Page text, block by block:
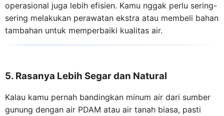
operasional juga lebih efisien. Kamu nggak perlu sering-
sering melakukan perawatan ekstra atau membeli bahan
tambahan untuk memperbaiki kualitas air.
5. Rasanya Lebih Segar dan Natural
Kalau kamu pernah bandingkan minum air dari sumber
gunung dengan air PDAM atau air tanah biasa, pasti